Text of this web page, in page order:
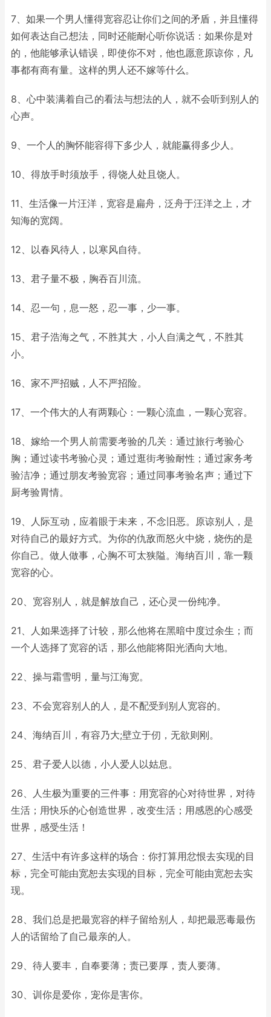
7、如果一个男人懂得宽容忍让你们之间的矛盾，并且懂得
如何表达自己想法，同时还能耐心听你说话：如果你是对
的，他能够承认错误，即使你不对，他也愿意原谅你，凡
事都有商有量。这样的男人还不嫁等什么。
8、心中装满着自己的看法与想法的人，就不会听到别人的
心声。
9、一个人的胸怀能容得下多少人，就能赢得多少人。
10、得放手时须放手，得饶人处且饶人。
11、生活像一片汪洋，宽容是扁舟，泛舟于汪洋之上，才
知海的宽阔。
12、以春风待人，以寒风自待。
13、君子量不极，胸吞百川流。
14、忍一句，息一怒，忍一事，少一事。
15、君子浩海之气，不胜其大，小人自满之气，不胜其
小。
16、家不严招贼，人不严招险。
17、一个伟大的人有两颗心：一颗心流血，一颗心宽容。
18、嫁给一个男人前需要考验的几关：通过旅行考验心
胸；通过读书考验心灵；通过逛街考验耐性；通过家务考
验洁净；通过朋友考验宽容；通过同事考验名声；通过下
厨考验胃情。
19、人际互动，应着眼于未来，不念旧恶。原谅别人，是
对待自己的最好方式。为你的仇敌而怒火中烧，烧伤的是
你自己。做人做事，心胸不可太狭隘。海纳百川，靠一颗
宽容的心。
20、宽容别人，就是解放自己，还心灵一份纯净。
21、人如果选择了计较，那么他将在黑暗中度过余生；而
一个人选择了宽容的话，那么他能将阳光洒向大地。
22、操与霜雪明，量与江海宽。
23、不会宽容别人的人，是不配受到别人宽容的。
24、海纳百川，有容乃大;壁立于仞，无欲则刚。
25、君子爱人以德，小人爱人以姑息。
26、人生极为重要的三件事：用宽容的心对待世界，对待
生活；用快乐的心创造世界，改变生活；用感恩的心感受
世界，感受生活！
27、生活中有许多这样的场合：你打算用忿恨去实现的目
标，完全可能由宽恕去实现的目标，完全可能由宽恕去实
现。
28、我们总是把最宽容的样子留给别人，却把最恶毒最伤
人的话留给了自己最亲的人。
29、待人要丰，自奉要薄；责已要厚，责人要薄。
30、训你是爱你，宠你是害你。